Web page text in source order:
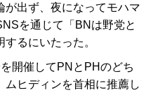
が出ず、夜になってモハマ
を通じて「 BN は野党と
るにいたった。
開催して PN と PHのどち
ムヒディンを首相に推薦し